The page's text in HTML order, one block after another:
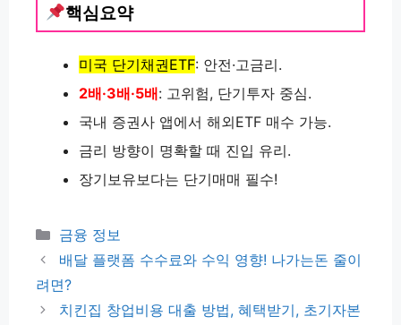
핵심요약
미국 단기채권ETF: 안전·고금리.
2배·3배·5배: 고위험, 단기투자 중심.
국내 증권사 앱에서 해외ETF 매수 가능.
금리 방향이 명확할 때 진입 유리.
장기보유보다는 단기매매 필수!
카
테
고
리
금융 정보
배달 플랫폼 수수료와 수익 영향! 나가는돈 줄이
려면?
치킨집 창업비용 대출 방법, 혜택받기, 초기자본